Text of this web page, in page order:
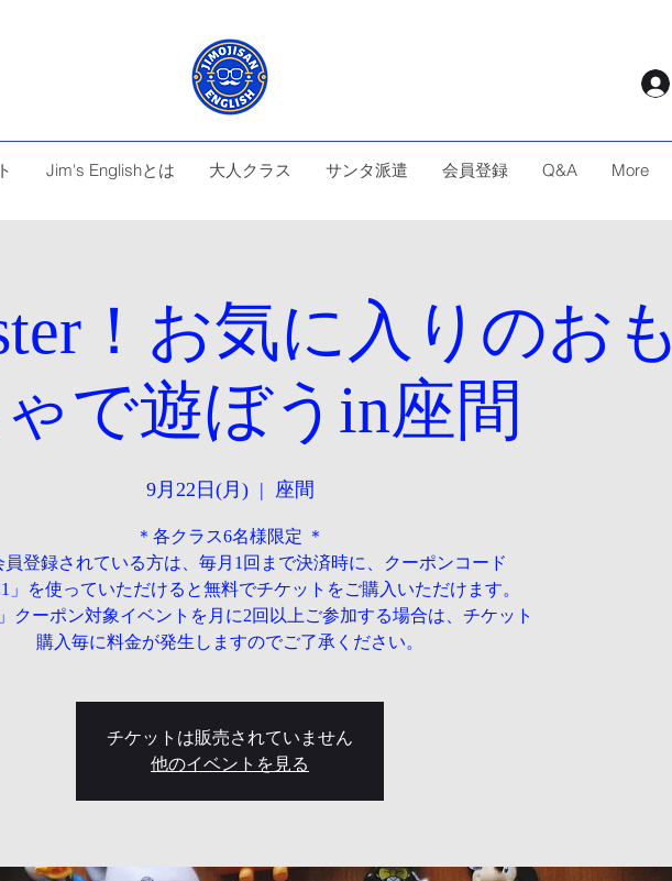
Jim's Englishとは 大人クラス サンタ派遣 会員登録 Q&A More
！お気に入りのおも
で遊ぼうin座間
9月22日(月)
  |
座間
＊各クラス6名様限定 ＊
員登録されている方は、毎月1回まで決済時に、クーポンコード
」を使っていただけると無料でチケットをご購入いただけます。
」クーポン対象イベントを月に2回以上ご参加する場合は、チケット
購入毎に料金が発生しますのでご了承ください。
チケットは販売されていません
他のイベントを見る